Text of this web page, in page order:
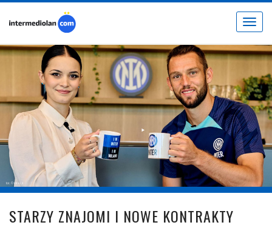
Toggle
fot. © inter.it
STARZY ZNAJOMI I NOWE KONTRAKTY